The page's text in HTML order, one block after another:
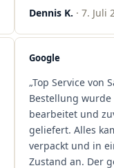
wieder!"
Dennis K. · 7. Juli
Google
„Top Service von
Bestellung wurde
bearbeitet und
geliefert. Alles
verpackt und in
Zustand an. Der